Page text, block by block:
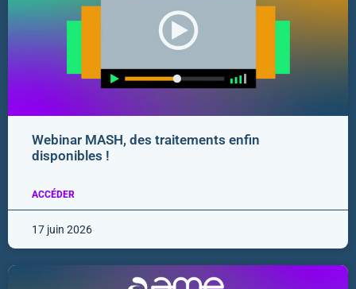
Webinar MASH, des traitements enfin
disponibles !
ACCÉDER
17 juin 2026